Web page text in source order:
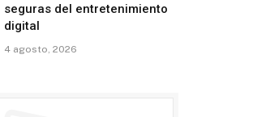
seguras del entretenimiento
digital
4 agosto, 2026